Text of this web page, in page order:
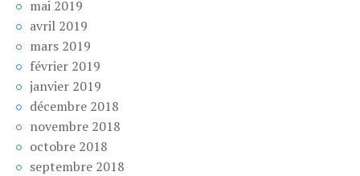
mai 2019
avril 2019
mars 2019
février 2019
janvier 2019
décembre 2018
novembre 2018
octobre 2018
septembre 2018